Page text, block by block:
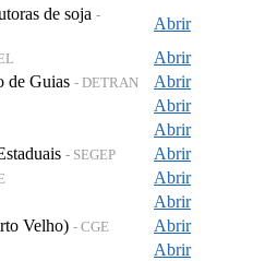
de soja -
Abrir
Abrir
de Guias - DETRAN
Abrir
Abrir
Abrir
- SEGEP
Abrir
Abrir
Abrir
Velho) - CGE
Abrir
Abrir